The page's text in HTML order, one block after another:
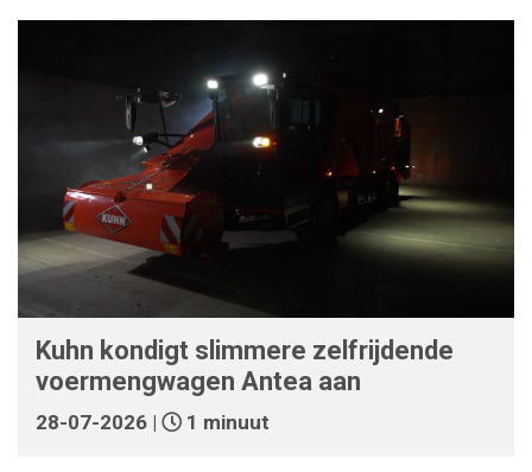
Kuhn kondigt slimmere zelfrijdende
voermengwagen Antea aan
28-07-2026 | 1 minuut